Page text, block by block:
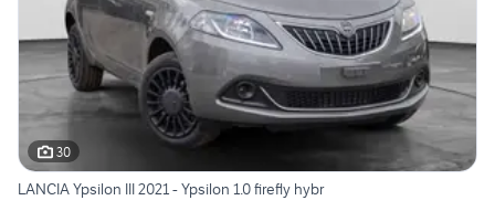
30
LANCIA Ypsilon III 2021 - Ypsilon 1.0 firefly hybr